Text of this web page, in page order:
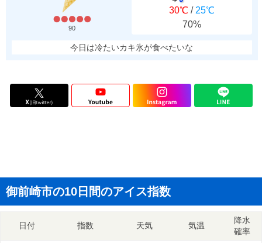
90
30℃ / 25℃
70%
今日は冷たいカキ氷が食べたいな
御前崎市の10日間のアイス指数
日付 指数 天気 気温
降水
確率